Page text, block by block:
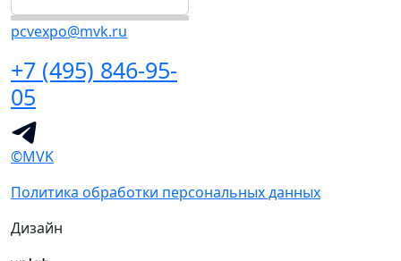
pcvexpo@mvk.ru
+7 (495) 846-95-
05
©MVK
Политика обработки персональных данных
Дизайн